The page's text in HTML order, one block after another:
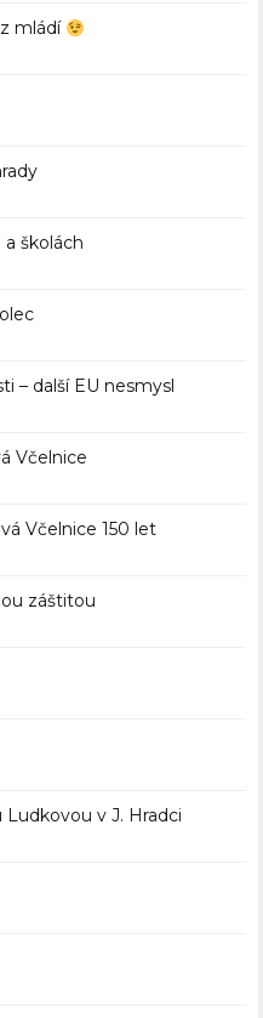
mládí
školách
– další EU nesmysl
Včelnice
Včelnice 150 let
záštitou
v J. Hradci